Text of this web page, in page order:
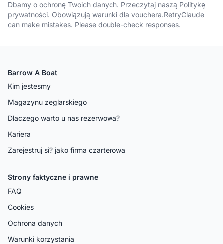
Dbamy o ochronę Twoich danych. Przeczytaj naszą Politykę
prywatności. Obowiązują warunki dla vouchera.RetryClaude
can make mistakes. Please double-check responses.
Barrow A Boat
Kim jestesmy
Magazynu zeglarskiego
Dlaczego warto u nas rezerwowa?
Kariera
Zarejestruj si? jako firma czarterowa
Strony faktyczne i prawne
FAQ
Cookies
Ochrona danych
Warunki korzystania